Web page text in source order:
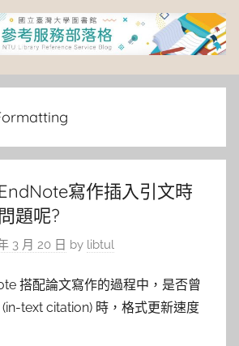
寫作插入引文時
題呢?
3 月 20 日 by libtul
搭配論文寫作的過程中，是否曾
text citation) 時，格式更新速度